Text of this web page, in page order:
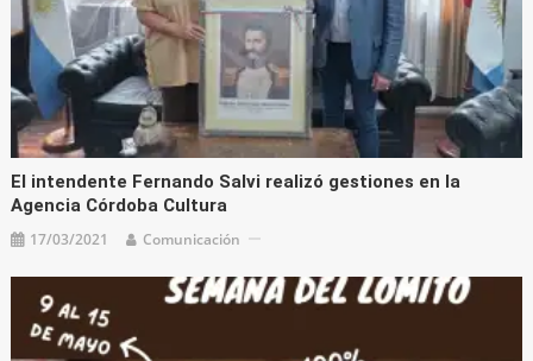
El intendente Fernando Salvi realizó gestiones en la
Agencia Córdoba Cultura
17/03/2021 Comunicación